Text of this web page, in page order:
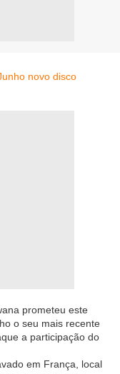
prometeu este
o seu mais recente
a participação do
em França, local